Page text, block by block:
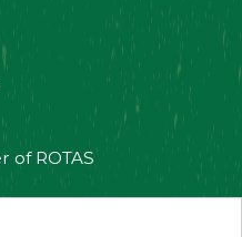
of ROTAS